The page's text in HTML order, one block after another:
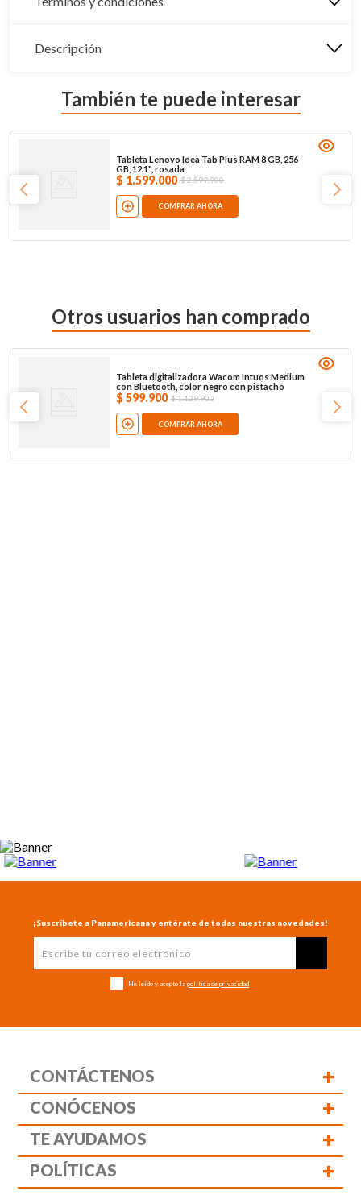
Descripción
También te puede interesar
Tableta Lenovo Idea Tab Plus RAM 8 GB, 256
GB, 12.1", rosada
$ 1.599.000 $2.599.900
COMPRAR AHORA
Otros usuarios han comprado
Tableta digitalizadora Wacom Intuos Medium
con Bluetooth, color negro con pistacho
$ 599.900 $1.129.900
COMPRAR AHORA
¡Suscríbete a Panamericana y entérate de todas nuestras novedades!
He leído y acepto la política de privacidad
CONTÁCTENOS +
CONÓCENOS +
TE AYUDAMOS +
POLÍTICAS +